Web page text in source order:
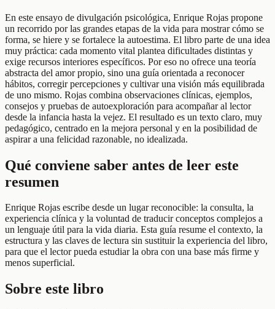
En este ensayo de divulgación psicológica, Enrique Rojas propone
un recorrido por las grandes etapas de la vida para mostrar cómo se
forma, se hiere y se fortalece la autoestima. El libro parte de una idea
muy práctica: cada momento vital plantea dificultades distintas y
exige recursos interiores específicos. Por eso no ofrece una teoría
abstracta del amor propio, sino una guía orientada a reconocer
hábitos, corregir percepciones y cultivar una visión más equilibrada
de uno mismo. Rojas combina observaciones clínicas, ejemplos,
consejos y pruebas de autoexploración para acompañar al lector
desde la infancia hasta la vejez. El resultado es un texto claro, muy
pedagógico, centrado en la mejora personal y en la posibilidad de
aspirar a una felicidad razonable, no idealizada.
Qué conviene saber antes de leer este
resumen
Enrique Rojas escribe desde un lugar reconocible: la consulta, la
experiencia clínica y la voluntad de traducir conceptos complejos a
un lenguaje útil para la vida diaria. Esta guía resume el contexto, la
estructura y las claves de lectura sin sustituir la experiencia del libro,
para que el lector pueda estudiar la obra con una base más firme y
menos superficial.
Sobre este libro